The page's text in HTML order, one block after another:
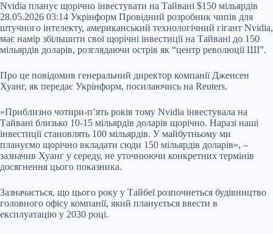
Nvidia планує щорічно інвестувати на Тайвані $150 мільярдів
28.05.2026 03:14 Укрінформ Провідний розробник чипів для
штучного інтелекту, американський технологічний гігант Nvidia,
має намір збільшити свої щорічні інвестиції на Тайвані до 150
мільярдів доларів, розглядаючи острів як “центр революції ШІ”.
Про це повідомив генеральний директор компанії Дженсен
Хуанг, як передає Укрінформ, посилаючись на Reuters.
«Приблизно чотири-п’ять років тому Nvidia інвестувала на
Тайвані близько 10-15 мільярдів доларів щорічно. Наразі наші
інвестиції становлять 100 мільярдів. У майбутньому ми
плануємо щорічно вкладати сюди 150 мільярдів доларів», –
зазначив Хуанг у середу, не уточнюючи конкретних термінів
досягнення цього показника.
Зазначається, що цього року у Тайбеї розпочнеться будівництво
головного офісу компанії, який планується ввести в
експлуатацію у 2030 році.